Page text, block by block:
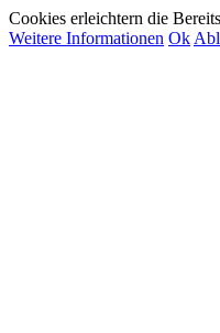
Cookies erleichtern die
Weitere Informationen Ok